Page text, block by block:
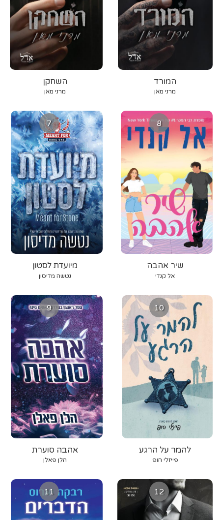
השחקן
מרני מאן
המורד
מרני מאן
7
מיועדת לסטון
נטשה מדיסון
8
שיר אהבה
אל קנדי
9
אהבה סוערת
הלן פאלן
10
להמר על הרגע
פייזלי הופ
11 12